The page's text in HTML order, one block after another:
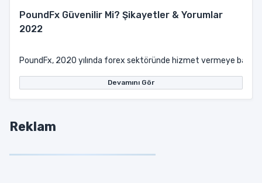
PoundFx Güvenilir Mi? Şikayetler & Yorumlar
2022
PoundFx, 2020 yılında forex sektöründe hizmet vermeye
Devamını Gör
Reklam